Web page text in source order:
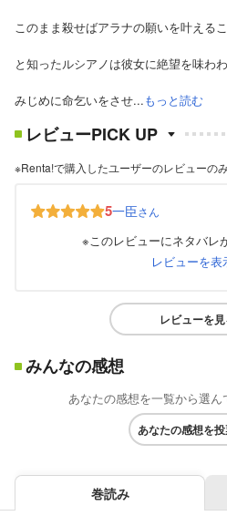
このまま殺せばアラナの願いを叶え
と知ったルシアノは彼女に絶望を味わわ
みじめに命乞いをさせ...もっと読む
レビューPICK UP
※Renta!で購入したユーザーのレビューの
5一臣さん
※このレビューにネタバレ
レビューを表
レビューを
みんなの感想
あなたの感想を一覧から選ん
あなたの感想を
巻読み